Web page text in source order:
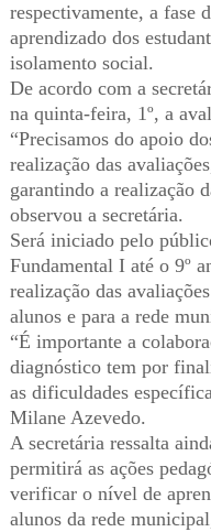
respectivamente, a fase
aprendizado dos
isolamento social.
De acordo com a
na quinta-feira, 1º, a
“Precisamos do apoio
realização das
garantindo a realização
observou a secretária.
Será iniciado pelo
Fundamental I até o 9º
realização das
alunos e para a rede
“É importante a
diagnóstico tem por
as dificuldades
Milane Azevedo.
A secretária ressalta
permitirá as ações
verificar o nível de
alunos da rede